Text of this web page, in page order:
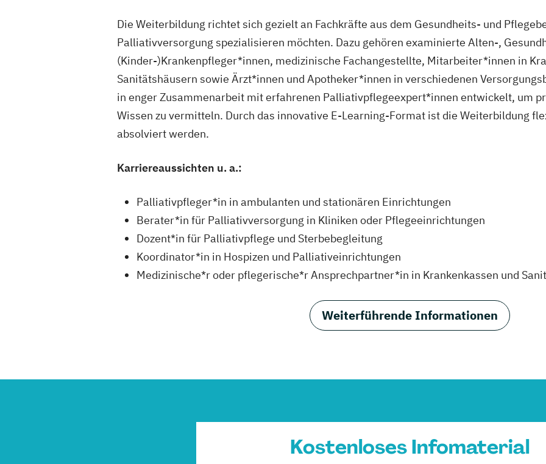
Die Weiterbildung richtet sich gezielt an Fachkräfte aus dem Gesundheits- und
Palliativversorgung spezialisieren möchten. Dazu gehören examinierte Alten-,
(Kinder-)Krankenpfleger*innen, medizinische Fachangestellte, Mitarbeiter*innen in
Sanitätshäusern sowie Ärzt*innen und Apotheker*innen in verschiedenen
in enger Zusammenarbeit mit erfahrenen Palliativpflegeexpert*innen entwickelt, um
Wissen zu vermitteln. Durch das innovative E-Learning-Format ist die Weiterbildung
absolviert werden.
Karriereaussichten u. a.:
Palliativpfleger*in in ambulanten und stationären Einrichtungen
Berater*in für Palliativversorgung in Kliniken oder Pflegeeinrichtungen
Dozent*in für Palliativpflege und Sterbebegleitung
Koordinator*in in Hospizen und Palliativeinrichtungen
Medizinische*r oder pflegerische*r Ansprechpartner*in in Krankenkassen und
Weiterführende Informationen
Kostenloses Infomaterial